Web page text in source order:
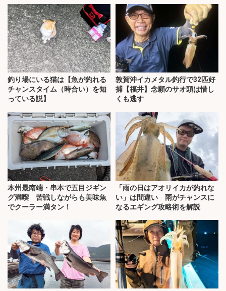
釣り場にいる猫は【魚が釣れる
チャンスタイム（時合い）を知
っている説】
敦賀沖イカメタル釣行で32匹好
捕【福井】念願のサオ頭は惜し
くも逃す
本州最南端・串本で五目ジギン
グ満喫 苦戦しながらも美味魚
でクーラー満タン！
「雨の日はアオリイカが釣れな
い」は間違い 雨がチャンスに
なるエギング攻略術を解説